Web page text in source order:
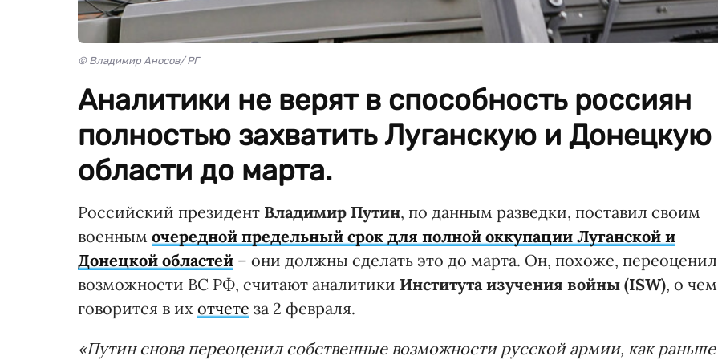
© Владимир Аносов/ РГ
Аналитики не верят в способность россиян
полностью захватить Луганскую и Донецкую
области до марта.
Российский президент Владимир Путин, по данным разведки, поставил своим
военным очередной предельный срок для полной оккупации Луганской и
Донецкой областей – они должны сделать это до марта. Он, похоже, переоценил
возможности ВС РФ, считают аналитики Института изучения войны (ISW), о чем
говорится в их отчете за 2 февраля.
«Путин снова переоценил собственные возможности русской армии, как раньше